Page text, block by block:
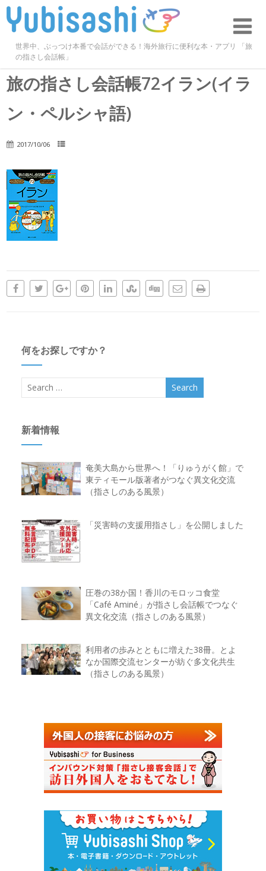
世界中、ぶっつけ本番で会話ができる！海外旅行に便利な本・アプリ 「旅
の指さし会話帳」
旅の指さし会話帳72イラン(イラ
ン・ペルシャ語)
2017/10/06
何をお探しですか？
新着情報
奄美大島から世界へ！「りゅうがく館」で
東ティモール版著者がつなぐ異文化交流
（指さしのある風景）
「災害時の支援用指さし」を公開しました
圧巻の38か国！香川のモロッコ食堂
「Café Aminé」が指さし会話帳でつなぐ
異文化交流（指さしのある風景）
利用者の歩みとともに増えた38冊。とよ
なか国際交流センターが紡ぐ多文化共生
（指さしのある風景）